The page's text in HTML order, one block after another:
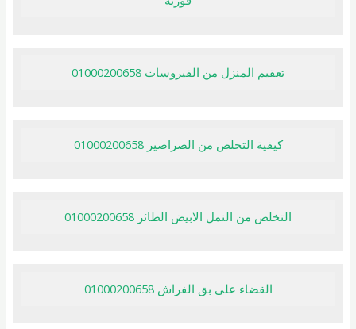
تعقيم المنزل من الفيروسات 01000200658
كيفية التخلص من الصراصير 01000200658
التخلص من النمل الابيض الطائر 01000200658
القضاء على بق الفراش 01000200658